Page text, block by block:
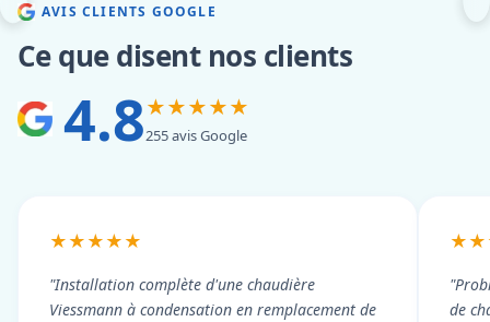
AVIS CLIENTS GOOGLE
Ce que disent nos clients
4.8★★★★★
255 avis Google
★★★★★
"Installation complète d'une chaudière
Viessmann à condensation en remplacement de
de